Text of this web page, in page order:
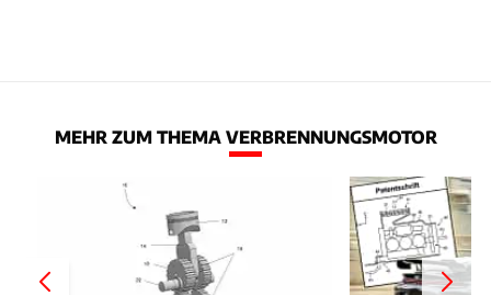
MEHR ZUM THEMA VERBRENNUNGSMOTOR